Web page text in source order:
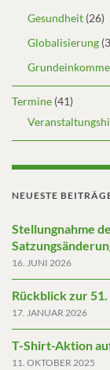
Gesundheit (26)
Globalisierung
Termine (41)
NEUESTE
Stellungnahme
16. JUNI 2026
Rückblick zur
17. JANUAR 2026
T-Shirt-Aktion
11. OKTOBER 2025